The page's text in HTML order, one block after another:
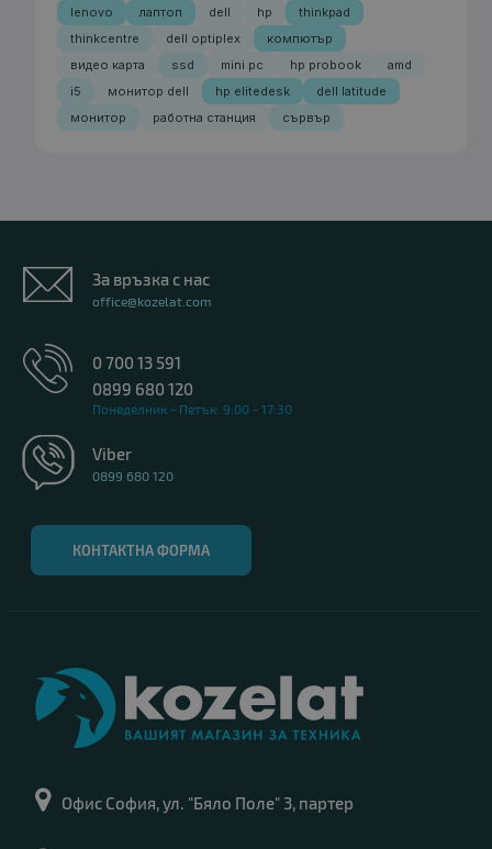
lenovo лаптоп dell hp
thinkpad
thinkcentre
dell optiplex
компютър
видео карта
ssd mini pc hp probook
amd
i5
монитор dell hp elitedesk
dell latitude
монитор
работна станция сървър
За връзка с нас
office@kozelat.com
0 700 13 591
0899 680 120
Понеделник - Петък: 9:00 - 17:30
Viber
0899 680 120
КОНТАКТНА ФОРМА
Офис София, ул. "Бяло Поле" 3, партер